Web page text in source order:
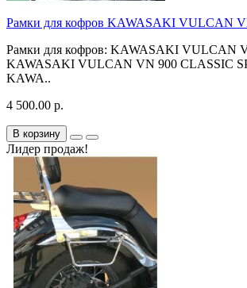
Рамки для кофров KAWASAKI VULCAN
Рамки для кофров: KAWASAKI VULCAN
KAWASAKI VULCAN VN 900 CLASSIC
KAWA..
4 500.00 р.
В корзину
Лидер продаж!